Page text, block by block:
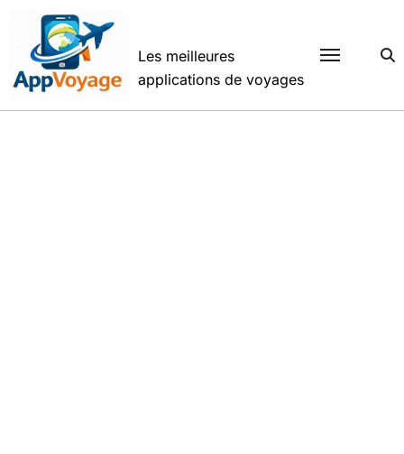
contenu
Les meilleures
applications de voyages